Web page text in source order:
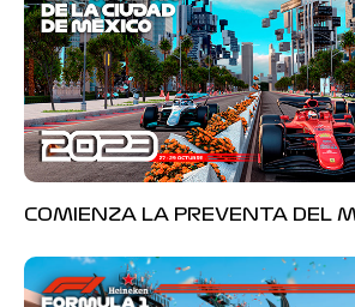
COMIENZA LA PREVENTA DEL